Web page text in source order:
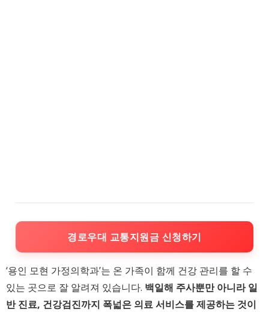
경로우대 교통지원금 신청하기
‘용인 모현 가정의학과’는 온 가족이 함께 건강 관리를 할 수
있는 곳으로 잘 알려져 있습니다. 백일해 주사뿐만 아니라 일
반 진료, 건강검진까지 폭넓은 의료 서비스를 제공하는 것이